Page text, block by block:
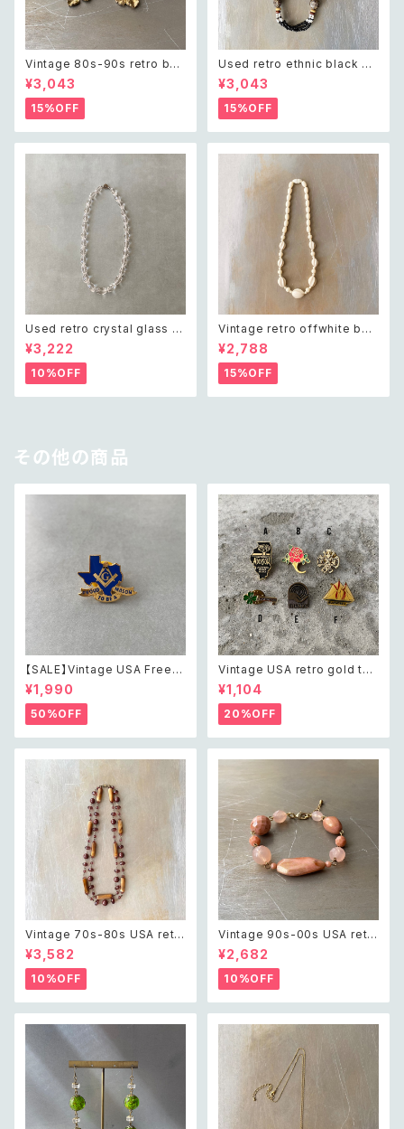
Vintage 80s-90s retro bot
anical leaf charm bracelet
レトロ ヴィンテージ アクセサリ
ー ゴールド ボタニカル リーフ
チャーム ブレスレット
¥3,043
15%OFF
Used retro ethnic black be
ads necklace レトロ ユーズ
ド アクセサリー エスニック ブラ
ック ビーズ ネックレス
¥3,043
15%OFF
Used retro crystal glass b
eads necklace レトロ ユーズ
ド アクセサリー クリスタル ガラ
ス ビーズ ネックレス
¥3,222
10%OFF
Vintage retro offwhite bea
ds necklace レトロ ヴィンテ
ージ アクセサリー オフホワイト
ビーズ ネックレス
¥2,788
15%OFF
その他の商品
【SALE】Vintage USA Freem
ason blue enameled Texa
s Proud to be A Mason pin
brooch アメリカ ヴィンテージ
アクセサリー フリーメイソン ブ
ルー エナメル ピン ブローチ
¥1,990
50%OFF
Vintage USA retro gold ton
e pin brooch レトロ アメリカ
ヴィンテージ アクセサリー レト
ロ ゴールド ピン ブローチ
¥1,104
20%OFF
Vintage 70s-80s USA retr
o classical beads necklac
e レトロ アメリカ ヴィンテージ
アクセサリー クラシカル ビーズ
2連 ネックレス
¥3,582
10%OFF
Vintage 90s-00s USA retr
o pink×gold marble beads
bracelet レトロ アメリカ ヴィ
ンテージ アクセサリー ピンク×
ゴールド マーブル ビーズ ブレ
スレット
¥2,682
10%OFF